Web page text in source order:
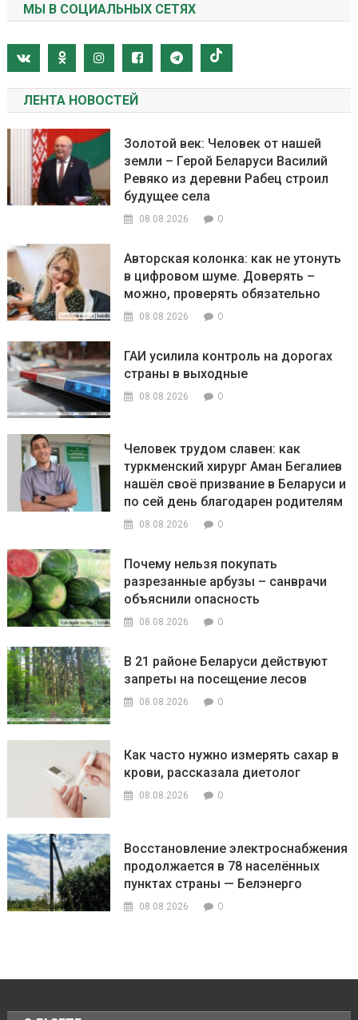
МЫ В СОЦИАЛЬНЫХ СЕТЯХ
ЛЕНТА НОВОСТЕЙ
Золотой век: Человек от нашей
земли – Герой Беларуси Василий
Ревяко из деревни Рабец строил
будущее села
08.08.2026 0
Авторская колонка: как не утонуть
в цифровом шуме. Доверять –
можно, проверять обязательно
08.08.2026 0
ГАИ усилила контроль на дорогах
страны в выходные
08.08.2026 0
Человек трудом славен: как
туркменский хирург Аман Бегалиев
нашёл своё призвание в Беларуси и
по сей день благодарен родителям
08.08.2026 0
Почему нельзя покупать
разрезанные арбузы – санврачи
объяснили опасность
08.08.2026 0
В 21 районе Беларуси действуют
запреты на посещение лесов
08.08.2026 0
Как часто нужно измерять сахар в
крови, рассказала диетолог
08.08.2026 0
Восстановление электроснабжения
продолжается в 78 населённых
пунктах страны — Белэнерго
08.08.2026 0